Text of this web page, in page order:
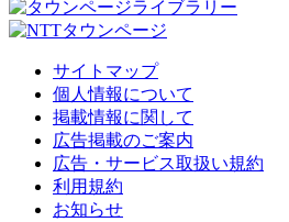
サイトマップ
個人情報について
掲載情報に関して
広告掲載のご案内
広告・サービス取扱い規約
利用規約
お知らせ